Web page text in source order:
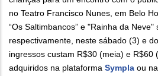
no Teatro Francisco Nunes, em Belo
“Os Saltimbancos” e "Rainha da
respectivamente, neste sábado (3) e
ingressos custam R$30 (meia) e R$60
adquiridos na plataforma Sympla ou